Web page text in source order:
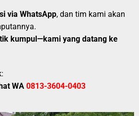
via WhatsApp, dan tim kami akan
kumpul—kami yang datang ke
WA 0813-3604-0403